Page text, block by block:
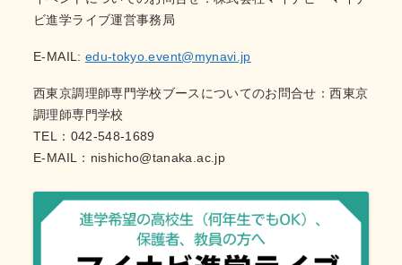
ビ進学ライブ運営事務局
E-MAIL: edu-tokyo.event@mynavi.jp
西東京調理師専門学校ブースについてのお問合せ：西東京
調理師専門学校
TEL：042-548-1689
E-MAIL：nishicho@tanaka.ac.jp